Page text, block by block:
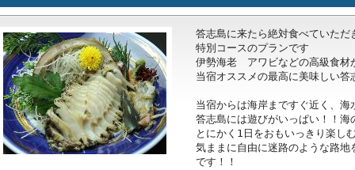
答志島に来たら絶対食べていた
特別コースのプランです
伊勢海老　アワビなどの高級食
当宿オススメの最高に美味しい
当宿からは海岸まですぐ近く、海
答志島には遊びがいっぱい！！海
とにかく1日をおもいっきり楽し
気ままに自由に迷路のような路
です！！